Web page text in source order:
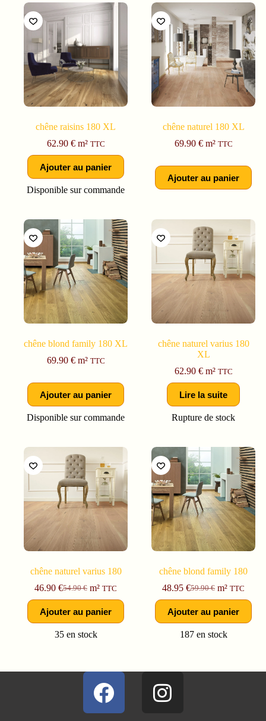
chêne raisins 180 XL
62.90 €m² TTC
Ajouter au panier
Disponible sur commande
chêne naturel 180 XL
69.90 €m² TTC
Ajouter au panier
chêne blond family 180 XL
69.90 €m² TTC
Ajouter au panier
Disponible sur commande
chêne naturel varius 180
XL
62.90 €m² TTC
Lire la suite
Rupture de stock
chêne naturel varius 180
54.90€
46.90€ m²TTC
Ajouter au panier
35 en stock
chêne blond family 180
59.90€
48.95€ m²TTC
Ajouter au panier
187 en stock